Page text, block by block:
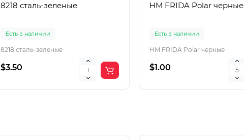
8218 сталь-зеленые
Есть в наличии
8218 сталь-зеленые
$3.50
HM FRIDA Polar черные
Есть в наличии
HM FRIDA Polar черные
$1.00